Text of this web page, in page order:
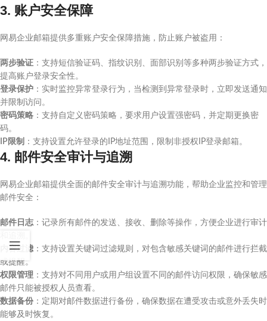
3. 账户安全保障
网易企业邮箱提供多重账户安全保障措施，防止账户被盗用：
两步验证 ：支持短信验证码、指纹识别、面部识别等多种两步验证方式，
提高账户登录安全性。
登录保护 ：实时监控异常登录行为，当检测到异常登录时，立即发送通知
并限制访问。
密码策略 ：支持自定义密码策略，要求用户设置强密码，并定期更换密
码。
IP限制
：支持设置允许登录的IP地址范围，限制非授权IP登录邮箱。
4. 邮件安全审计与追溯
网易企业邮箱提供全面的邮件安全审计与追溯功能，帮助企业监控和管理
邮件安全：
邮件日志 ：记录所有邮件的发送、接收、删除等操作，方便企业进行审计
内容过滤：支持设置关键词过滤规则，对包含敏感关键词的邮件进行拦截
或提醒。
权限管理 ：支持对不同用户或用户组设置不同的邮件访问权限，确保敏感
邮件只能被授权人员查看。
数据备份 ：定期对邮件数据进行备份，确保数据在遭受攻击或意外丢失时
能够及时恢复。